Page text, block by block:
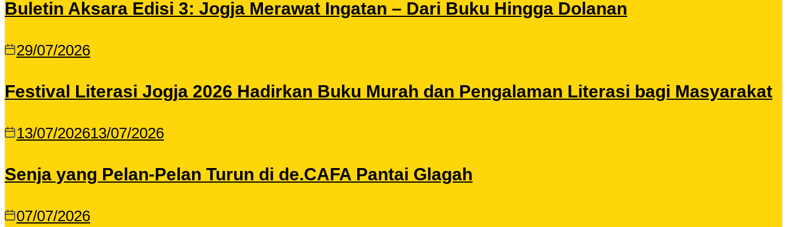
Buletin Aksara Edisi 3: Jogja Merawat Ingatan – Dari Buku Hingga Dolanan
29/07/2026
Festival Literasi Jogja 2026 Hadirkan Buku Murah dan Pengalaman Literasi bagi Masyarakat
13/07/202613/07/2026
Senja yang Pelan-Pelan Turun di de.CAFA Pantai Glagah
07/07/2026